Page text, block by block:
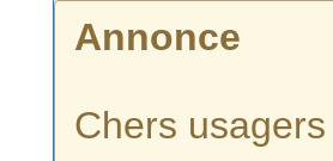
Annonce
Chers